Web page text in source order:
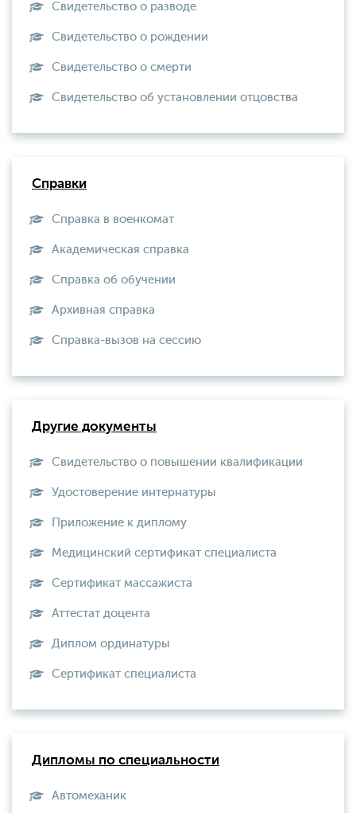
Свидетельство о разводе
Свидетельство о рождении
Свидетельство о смерти
Свидетельство об установлении отцовства
Справки
Справка в военкомат
Академическая справка
Справка об обучении
Архивная справка
Справка-вызов на сессию
Другие документы
Свидетельство о повышении квалификации
Удостоверение интернатуры
Приложение к диплому
Медицинский сертификат специалиста
Сертификат массажиста
Аттестат доцента
Диплом ординатуры
Сертификат специалиста
Дипломы по специальности
Автомеханик